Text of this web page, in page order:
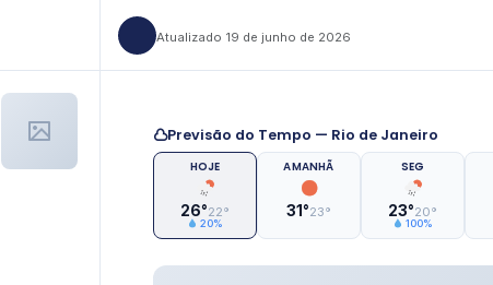
Atualizado 19 de junho de 2026
Previsão do Tempo — Rio de Janeiro
HOJE
26°22°
20%
AMANHÃ
31°23°
SEG
23°20°
100%